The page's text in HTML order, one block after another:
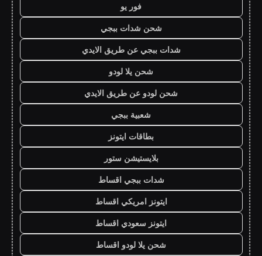
فور يو
شحن شدات ببجي
شدات ببجي عن طريق الايدي
شحن يلا لودو
شحن لودو عن طريق الايدي
شعبية ببجي
بطاقات ايتونز
بلايستيشن ستور
شدات ببجي اقساط
ايتونز امريكي اقساط
ايتونز سعودي اقساط
شحن يلا لودو اقساط